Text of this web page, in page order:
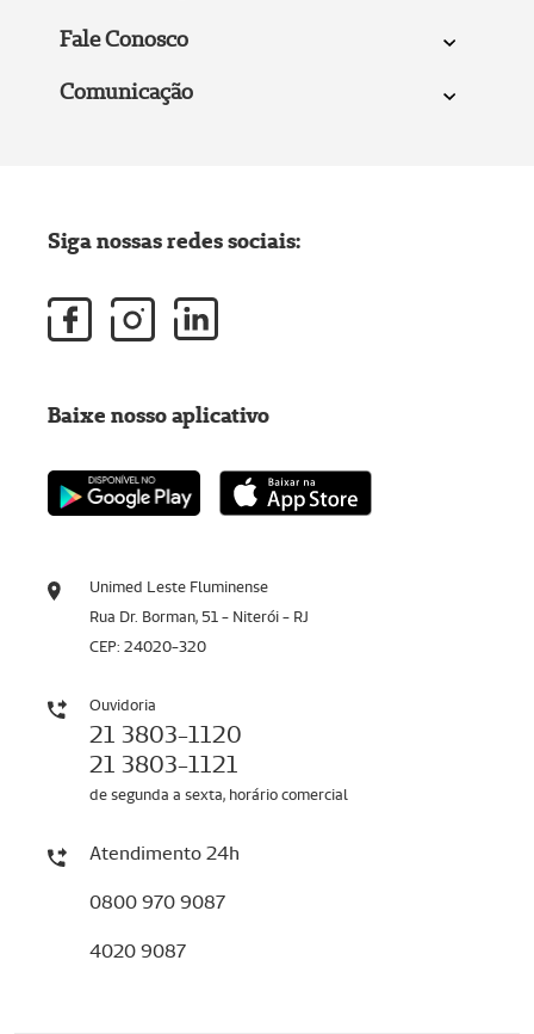
Fale Conosco
Comunicação
Unimed Leste Fluminense
Rua Dr. Borman, 51 - Niterói - RJ
CEP: 24020-320
Ouvidoria
21 3803-1120
21 3803-1121
de segunda a sexta, horário comercial
Atendimento 24h
0800 970 9087
4020 9087
Siga nossas redes sociais:
Baixe nosso aplicativo